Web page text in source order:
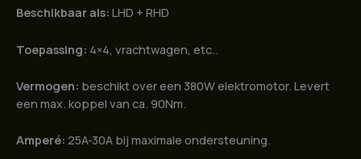
Beschikbaar als: LHD + RHD
Toepassing: 4×4, vrachtwagen, etc..
Vermogen: beschikt over een 380W elektromotor. Levert
een max. koppel van ca. 90Nm.
Amperé: 25A-30A bij maximale ondersteuning.